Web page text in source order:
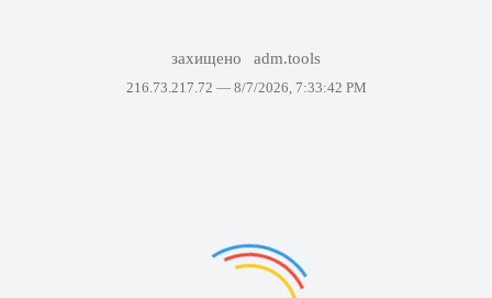
захищено adm.tools
216.73.217.72 — 8/7/2026, 7:33:42 PM